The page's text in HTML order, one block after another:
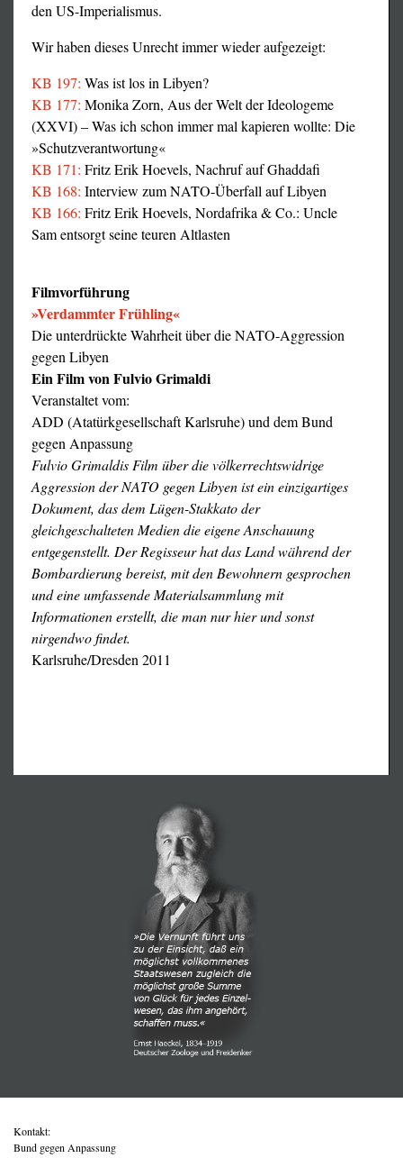
den US-Imperialismus.
Wir haben dieses Unrecht immer wieder aufgezeigt:
KB 197: Was ist los in Libyen?
KB 177: Monika Zorn, Aus der Welt der Ideologeme
(XXVI) – Was ich schon immer mal kapieren wollte: Die
»Schutzverantwortung«
KB 171: Fritz Erik Hoevels, Nachruf auf Ghaddafi
KB 168: Interview zum NATO-Überfall auf Libyen
KB 166: Fritz Erik Hoevels, Nordafrika & Co.: Uncle
Sam entsorgt seine teuren Altlasten
Filmvorführung
»Verdammter Frühling«
Die unterdrückte Wahrheit über die NATO-Aggression
gegen Libyen
Ein Film von Fulvio Grimaldi
Veranstaltet vom:
ADD (Atatürkgesellschaft Karlsruhe) und dem Bund
gegen Anpassung
Fulvio Grimaldis Film über die völkerrechtswidrige
Aggression der NATO gegen Libyen ist ein einzigartiges
Dokument, das dem Lügen-Stakkato der
gleichgeschalteten Medien die eigene Anschauung
entgegenstellt. Der Regisseur hat das Land während der
Bombardierung bereist, mit den Bewohnern gesprochen
und eine umfassende Materialsammlung mit
Informationen erstellt, die man nur hier und sonst
nirgendwo findet.
Karlsruhe/Dresden 2011
Kontakt:
Bund gegen Anpassung